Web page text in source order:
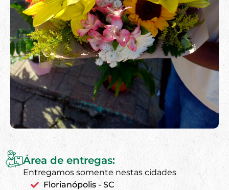
Área de entregas:
Entregamos somente nestas cidades
Florianópolis - SC